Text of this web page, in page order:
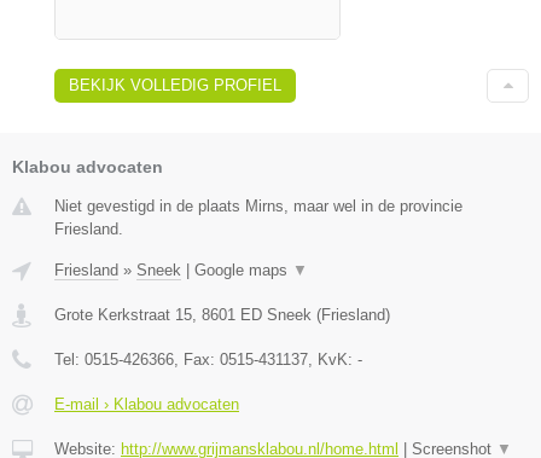
BEKIJK VOLLEDIG PROFIEL
Klabou advocaten
Niet gevestigd in de plaats Mirns, maar wel in de provincie
Friesland.
Friesland » Sneek Google maps ▼
Grote Kerkstraat 15, 8601 ED Sneek (Friesland)
Tel: 0515-426366, Fax: 0515-431137, KvK: -
E-mail › Klabou advocaten
Website: http://www.grijmansklabou.nl/home.html Screenshot ▼